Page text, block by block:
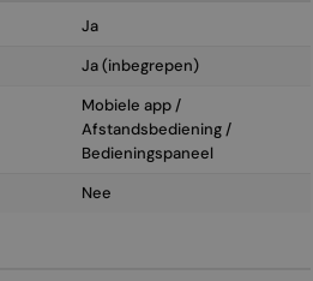
Ja
Ja (inbegrepen)
Mobiele app /
Afstandsbediening /
Bedieningspaneel
Nee